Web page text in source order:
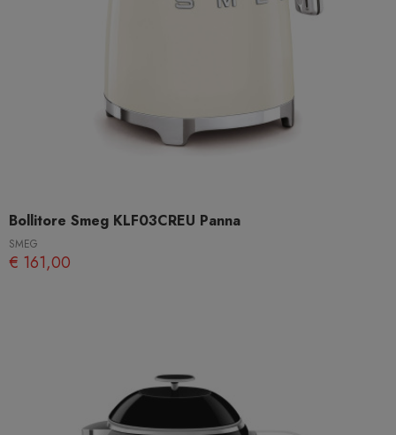
Bollitore Smeg KLF03CREU Panna
SMEG
€ 161,00